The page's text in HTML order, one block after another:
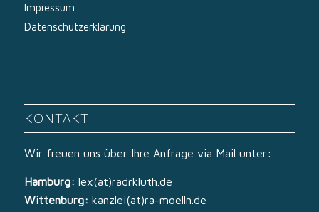
Impressum
Datenschutzerklärung
KONTAKT
Wir freuen uns über Ihre Anfrage via Mail unter:
Hamburg: lex(at)radrkluth.de
Wittenburg: kanzlei(at)ra-moelln.de